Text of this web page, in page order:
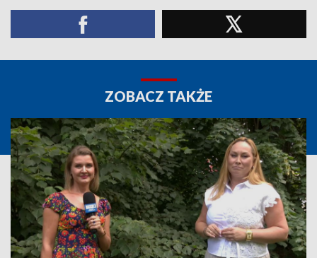
ZOBACZ TAKŻE